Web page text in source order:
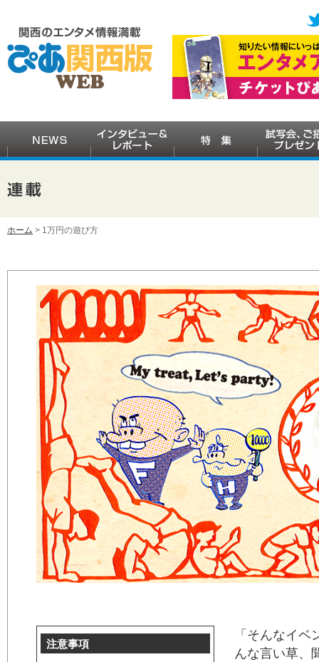
ホーム > 1万円の遊び方
注意事項
「そんなイ
んな言い草